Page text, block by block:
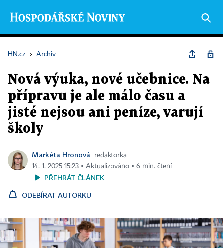
HN.cz › Archiv
Nová výuka, nové učebnice. Na
přípravu je ale málo času a
jisté nejsou ani peníze, varují
školy
Markéta Hronová
redaktorka
14. 1. 2025 15:23 ▪ Aktualizováno ▪ 6 min. čtení
PŘEHRÁT ČLÁNEK
ODEBÍRAT AUTORKU